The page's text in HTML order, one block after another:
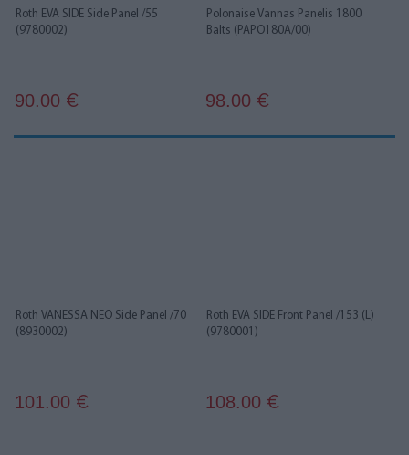
Roth EVA SIDE Side Panel /55
(9780002)
90.00 €
Polonaise Vannas Panelis 1800
Balts (PAPO180A/00)
98.00 €
Roth VANESSA NEO Side Panel /70
(8930002)
101.00 €
Roth EVA SIDE Front Panel /153 (L)
(9780001)
108.00 €